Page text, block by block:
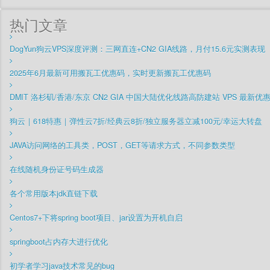
热门文章
DogYun狗云VPS深度评测：三网直连+CN2 GIA线路，月付15.6元实测表现
2025年6月最新可用搬瓦工优惠码，实时更新搬瓦工优惠码
DMIT 洛杉矶/香港/东京 CN2 GIA 中国大陆优化线路高防建站 VPS 最新优
狗云｜618特惠｜弹性云7折/经典云8折/独立服务器立减100元/幸运大转盘
JAVA访问网络的工具类，POST，GET等请求方式，不同参数类型
在线随机身份证号码生成器
各个常用版本jdk直链下载
Centos7+下将spring boot项目、jar设置为开机自启
springboot占内存大进行优化
初学者学习java技术常见的bug